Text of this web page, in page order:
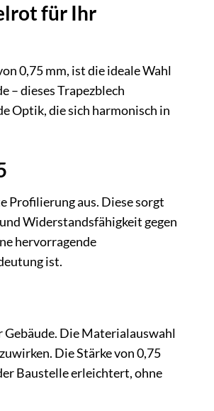
für Ihr
0,75 mm, ist die ideale Wahl
– dieses Trapezblech
Optik, die sich harmonisch in
Profilierung aus. Diese sorgt
Widerstandsfähigkeit gegen
hervorragende
ist.
Gebäude. Die Materialauswahl
Die Stärke von 0,75
Baustelle erleichtert, ohne